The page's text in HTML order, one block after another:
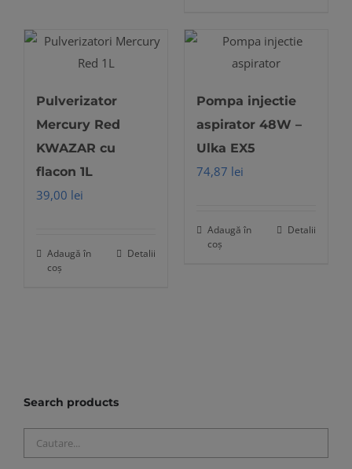
multe
variații.
alese
Pulverizator
Mercury Red
KWAZAR cu
flacon 1L
39,00 lei
Adaugă în
coș
Detalii
Pompa injectie
aspirator 48W –
Ulka EX5
74,87 lei
Adaugă în
coș
Detalii
Search products